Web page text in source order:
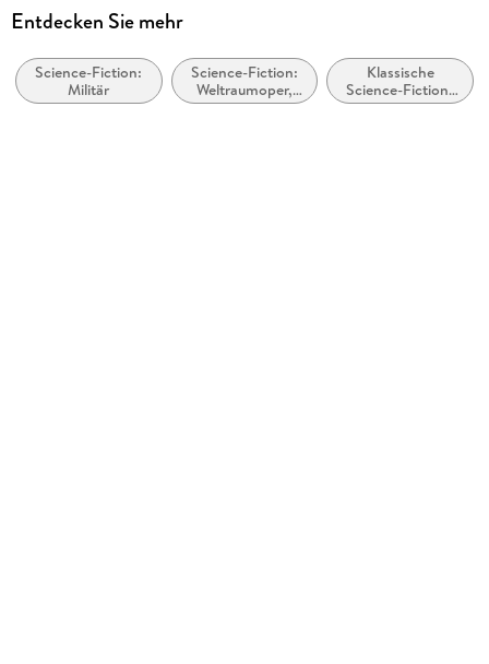
Reihe
Autor/Autorin
Andreas Suchanek
Entdecken Sie mehr
Science-Fiction:
Militär
Science-Fiction:
Weltraumoper,
Space Opera
Klassische
Science-Fiction-
Literatur